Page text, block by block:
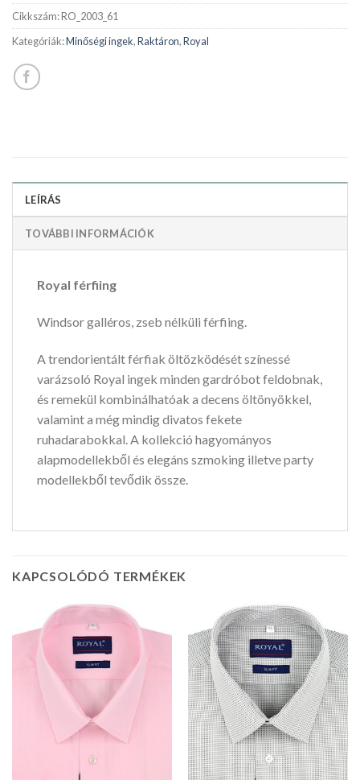
Cikkszám:RO_2003_61
Kategóriák:Minőségi ingek,Raktáron,Royal
LEÍRÁS
TOVÁBBI INFORMÁCIÓK
Royal férfiing
Windsor galléros, zseb nélküli férfiing.
A trendorientált férfiak öltözködését színessé
varázsoló Royal ingek minden gardróbot feldobnak,
és remekül kombinálhatóak a decens öltönyökkel,
valamint a még mindig divatos fekete
ruhadarabokkal. A kollekció hagyományos
alapmodellekből és elegáns szmoking illetve party
modellekből tevődik össze.
KAPCSOLÓDÓ TERMÉKEK